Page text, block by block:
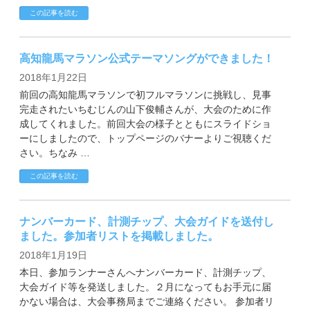
この記事を読む
高知龍馬マラソン公式テーマソングができました！
2018年1月22日
前回の高知龍馬マラソンで初フルマラソンに挑戦し、見事
完走されたいちむじんの山下俊輔さんが、大会のために作
成してくれました。前回大会の様子とともにスライドショ
ーにしましたので、トップページのバナーよりご視聴くだ
さい。ちなみ …
この記事を読む
ナンバーカード、計測チップ、大会ガイドを送付し
ました。参加者リストを掲載しました。
2018年1月19日
本日、参加ランナーさんへナンバーカード、計測チップ、
大会ガイド等を発送しました。２月になってもお手元に届
かない場合は、大会事務局までご連絡ください。 参加者リ